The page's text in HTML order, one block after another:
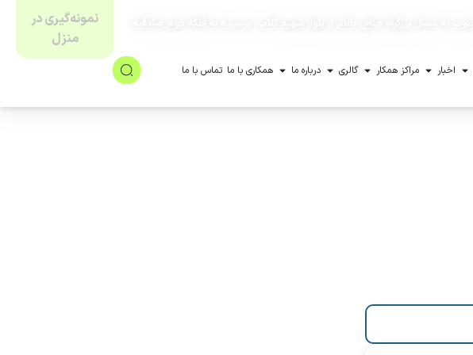
اخبار مراکز همکار گالری درباره ما همکاری با ما تماس با ما
نمونه‌گیری در
منزل